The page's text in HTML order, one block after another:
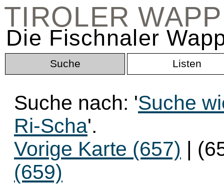
TIROLER
Die Fischnaler
Suche Listen
Suche nach: 'Suche
Ri-Scha'.
Vorige Karte (657) |
(659)